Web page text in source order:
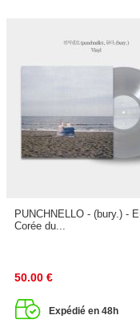
PUNCHNELLO - (bury.) -
Corée du...
50.00 €
Expédié en 48h